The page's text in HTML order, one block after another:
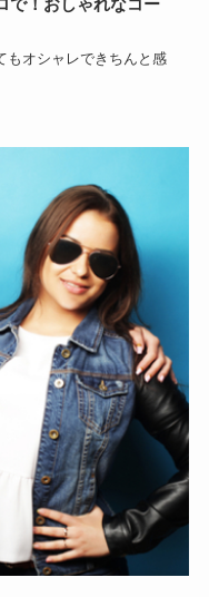
で！おしゃれなコー
もオシャレできちんと感
ィスカ…